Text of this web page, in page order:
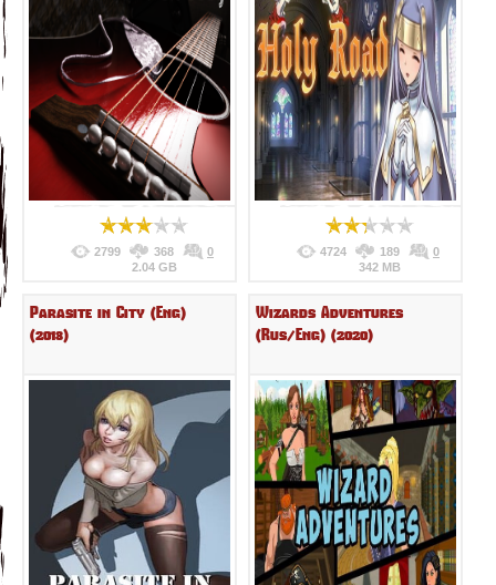
2799 368
0
2.04 GB
4724 189
0
342 MB
Parasite in City (Eng)
(2013)
Wizards Adventures
(Rus/Eng) (2020)